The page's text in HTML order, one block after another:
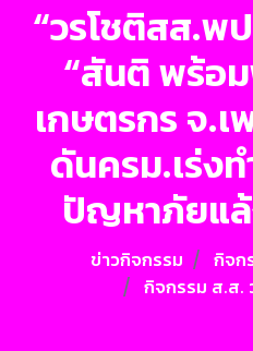
“วรโชติสส.
“สันติ พร้อ
เกษตรกร จ.
ดันครม.เร่ง
ปัญหาภัยแล้
ข่าวกิจกรรม
กิจก
กิจกรรม ส.ส.